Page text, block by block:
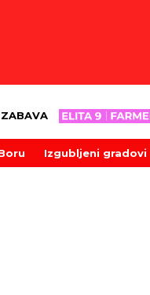
ZABAVA
Izgubljeni gradovi